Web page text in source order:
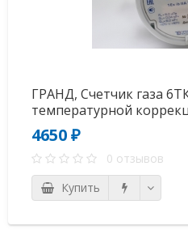
ГРАНД, Счетчик газа
температурной
4650 ₽
0 отзывов
Купить